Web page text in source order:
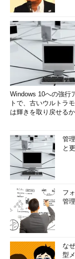
Windows 10への強行
トで、古いウルトラ
は輝きを取り戻せる
管
と
フ
管
な
型